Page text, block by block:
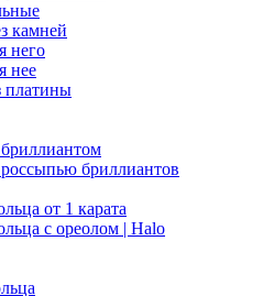
камней
него
нее
платины
бриллиантов
от 1 карата
с ореолом | Halo